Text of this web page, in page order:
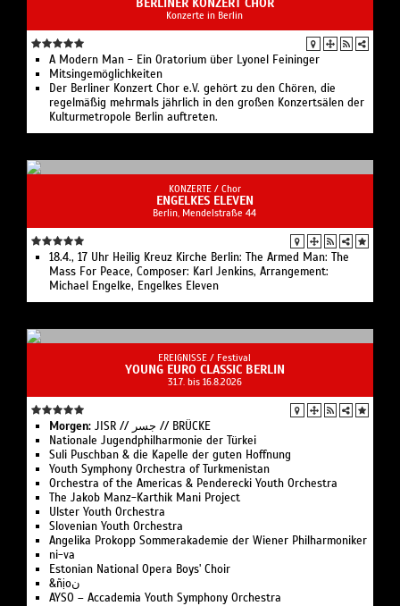
Konzerte in Berlin
A Modern Man - Ein Oratorium über Lyonel Feininger
Mitsingemöglichkeiten
Der Berliner Konzert Chor e.V. gehört zu den Chören, die
regelmäßig mehrmals jährlich in den großen Konzertsälen der
Kulturmetropole Berlin auftreten.
KONZERTE / Chor
ENGELKES ELEVEN
Berlin, Mendelstraße 44
18.4., 17 Uhr Heilig Kreuz Kirche Berlin: The Armed Man: The
Mass For Peace, Composer: Karl Jenkins, Arrangement:
Michael Engelke, Engelkes Eleven
EREIGNISSE / Festival
YOUNG EURO CLASSIC BERLIN
31.7. bis 16.8.2026
Morgen:
JISR // جسر // BRÜCKE
Nationale Jugend­philharmonie der Türkei
Suli Pusch­ban & die Ka­pelle der gu­ten Hoff­nung
Youth Symphony Orchestra of Turk­menistan
Or­ches­tra of the Ameri­cas & Pen­de­recki Youth Orchestra
The Jakob Manz-Karthik Mani Project
Ulster Youth Or­chestra
Slo­ve­ni­an Youth Orchestra
Angelika Pro­kopp Som­mer­akademie der Wiener Philharmoniker
ni-va
Estonian National Opera Boys' Choir
&ñịoن
AYSO – Accademia Youth Symphony Orchestra